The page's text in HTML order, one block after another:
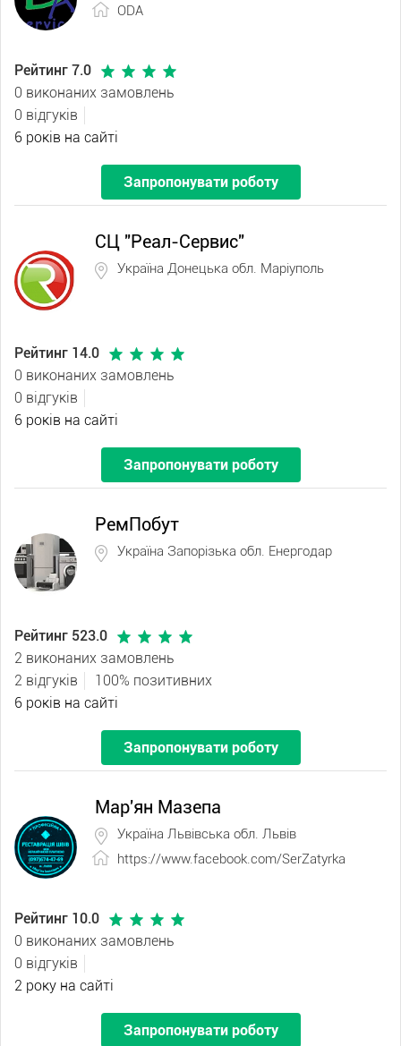
ODA
Рейтинг 7.0
0 виконаних замовлень
0 відгуків
6 років на сайті
Запропонувати роботу
СЦ "Реал-Сервис"
Україна Донецька обл. Маріуполь
Рейтинг 14.0
0 виконаних замовлень
0 відгуків
6 років на сайті
Запропонувати роботу
РемПобут
Україна Запорізька обл. Енергодар
Рейтинг 523.0
2 виконаних замовлень
2 відгуків
100% позитивних
6 років на сайті
Запропонувати роботу
Мар'ян Мазепа
Україна Львівська обл. Львів
https://www.facebook.com/SerZatyrka
Рейтинг 10.0
0 виконаних замовлень
0 відгуків
2 року на сайті
Запропонувати роботу